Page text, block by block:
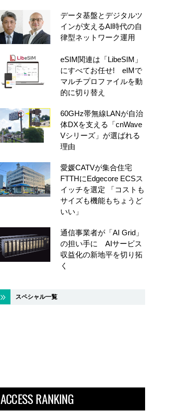
データ基盤とデジタルツ
インが支えるAI時代の自
律型ネットワーク運用
eSIM関連は「LibeSIM」
にすべてお任せ! eIMで
マルチプロファイルを動
的に切り替え
60GHz帯無線LANが自治
体DXを支える「cnWave
Vシリーズ」が選ばれる
理由
愛媛CATVが集合住宅
FTTHにEdgecore ECSス
イッチを選定 「コストも
サイズも機能もちょうど
いい」
通信事業者が「AI Grid」
の担い手に AIサービス
収益化の新地平を切り拓
く
スペシャル一覧
ACCESS RANKING